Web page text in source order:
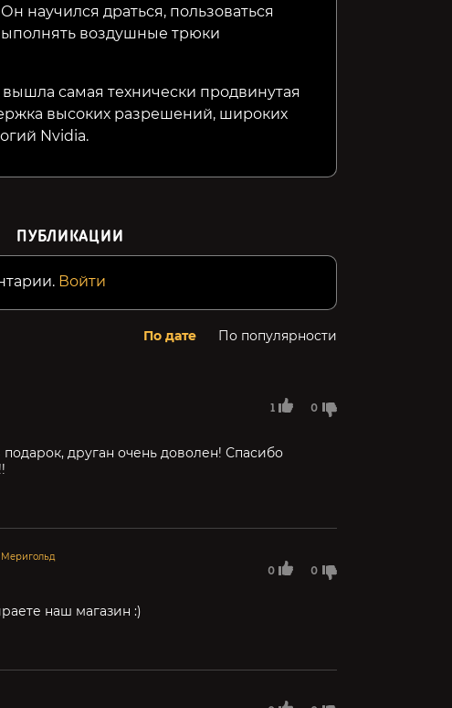
научился драться, пользоваться
воздушные трюки
самая технически продвинутая
высоких разрешений, широких
Nvidia.
ПУБЛИКАЦИИ
Войти
По дате По популярности
1 0
друган очень доволен! Спасибо
0 0
наш магазин :)